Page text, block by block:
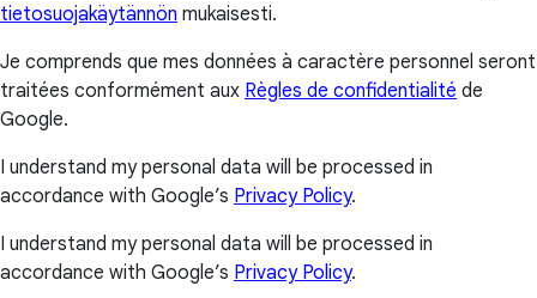
tietosuojakäytännön mukaisesti.
Je comprends que mes données à caractère personnel seront
traitées conformément aux Règles de confidentialité de
Google.
I understand my personal data will be processed in
accordance with Google’s Privacy Policy.
I understand my personal data will be processed in
accordance with Google’s Privacy Policy.